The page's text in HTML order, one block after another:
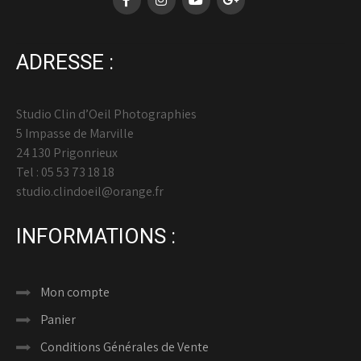
ADRESSE :
Studio Clin d’Oeil Photographies
5 Impasse de Marville
24 130 Prigonrieux
Tel : 05 53 73 18 18
studio.clindoeil@orange.fr
INFORMATIONS :
Mon compte
Panier
Conditions Générales de Vente